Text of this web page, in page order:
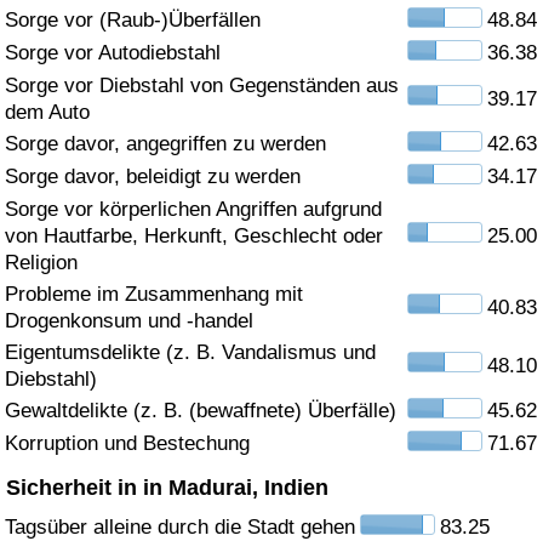
Sorge vor (Raub-)Überfällen
48.84
Sorge vor Autodiebstahl
36.38
Sorge vor Diebstahl von Gegenständen aus
dem Auto
39.17
Sorge davor, angegriffen zu werden
42.63
Sorge davor, beleidigt zu werden
34.17
Sorge vor körperlichen Angriffen aufgrund
von Hautfarbe, Herkunft, Geschlecht oder
Religion
25.00
Probleme im Zusammenhang mit
Drogenkonsum und -handel
40.83
Eigentumsdelikte (z. B. Vandalismus und
Diebstahl)
48.10
Gewaltdelikte (z. B. (bewaffnete) Überfälle)
45.62
Korruption und Bestechung
71.67
Sicherheit in in Madurai, Indien
Tagsüber alleine durch die Stadt gehen 83.25
Gesundheitsversorgung
Gesundheitsversorgungs-Index (aktuell)
Gesundheitsversorgungs-Index
Gesundheitsversorgungs-Index nach Land
Umweltverschmutzung
Umweltverschmutzungs-Index (aktuell)
Verschmutzungsindex
Umweltverschmutzungs-Index nach Land
Verkehr